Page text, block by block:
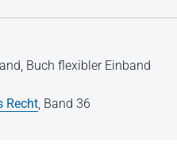
Buch flexibler Einband
Recht Band 36